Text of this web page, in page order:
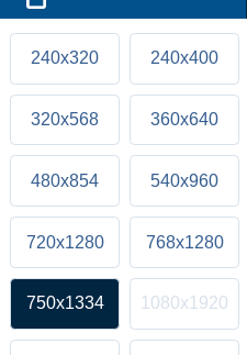
240x320 240x400
320x568 360x640
480x854 540x960
720x1280 768x1280
750x1334 1080x1920